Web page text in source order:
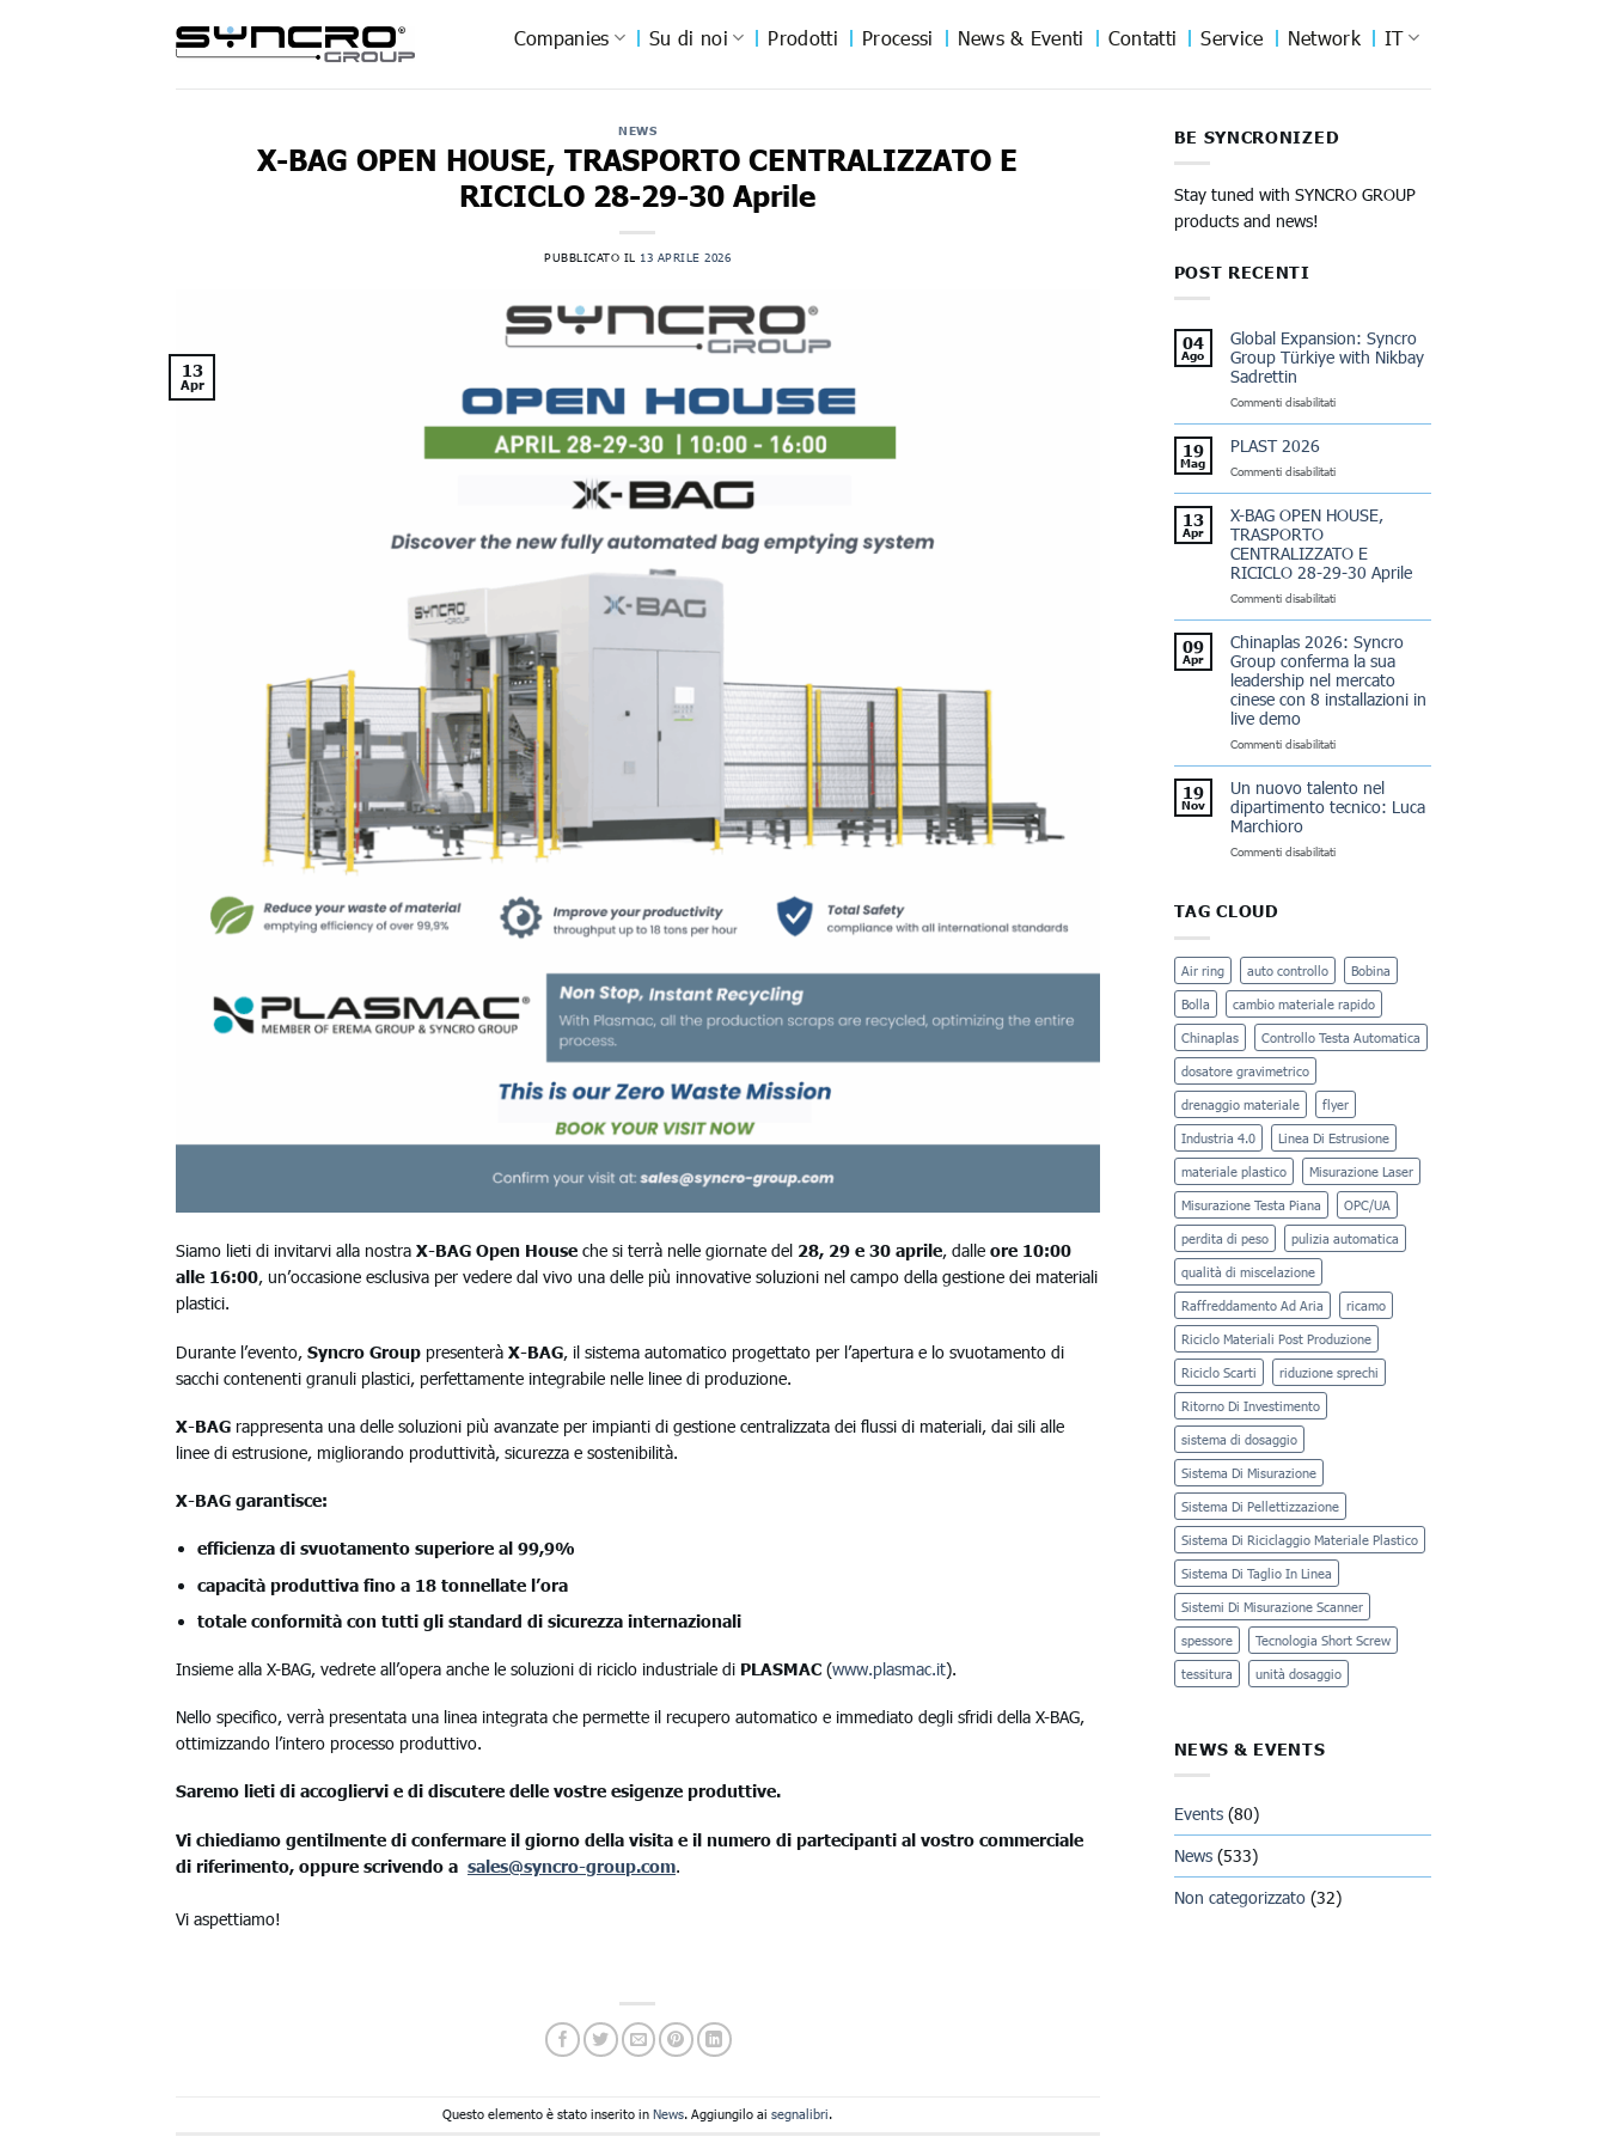
Companies Su di noi Prodotti Processi News & Eventi Contatti Service Network IT
NEWS
X-BAG OPEN HOUSE, TRASPORTO CENTRALIZZATO E
RICICLO 28-29-30 Aprile
PUBBLICATO IL 13 APRILE 2026
13
Apr
Siamo lieti di invitarvi alla nostra X-BAG Open House che si terrà nelle giornate del 28, 29 e 30 aprile, dalle ore 10:00
alle 16:00, un’occasione esclusiva per vedere dal vivo una delle più innovative soluzioni nel campo della gestione dei materiali
plastici.
Durante l’evento, Syncro Group presenterà X-BAG, il sistema automatico progettato per l’apertura e lo svuotamento di
sacchi contenenti granuli plastici, perfettamente integrabile nelle linee di produzione.
X-BAG rappresenta una delle soluzioni più avanzate per impianti di gestione centralizzata dei flussi di materiali, dai sili alle
linee di estrusione, migliorando produttività, sicurezza e sostenibilità.
X-BAG garantisce:
efficienza di svuotamento superiore al 99,9%
capacità produttiva fino a 18 tonnellate l’ora
totale conformità con tutti gli standard di sicurezza internazionali
Insieme alla X-BAG, vedrete all’opera anche le soluzioni di riciclo industriale di PLASMAC (www.plasmac.it).
Nello specifico, verrà presentata una linea integrata che permette il recupero automatico e immediato degli sfridi della X-BAG,
ottimizzando l’intero processo produttivo.
Saremo lieti di accogliervi e di discutere delle vostre esigenze produttive.
Vi chiediamo gentilmente di confermare il giorno della visita e il numero di partecipanti al vostro commerciale
di riferimento, oppure scrivendo a sales@syncro-group.com.
Vi aspettiamo!
Questo elemento è stato inserito inNews. Aggiungilo aisegnalibri.
BE SYNCRONIZED
Stay tuned with SYNCRO GROUP
products and news!
POST RECENTI
04
Ago
Global Expansion: Syncro
Group Türkiye with Nikbay
Sadrettin
Commenti disabilitatisu
Group
Türkiye
with
Sadrettin
19
Mag
PLAST 2026
Commenti disabilitatisu
2026
13
Apr
X-BAG OPEN HOUSE,
TRASPORTO
CENTRALIZZATO E
RICICLO 28-29-30 Aprile
Commenti disabilitatisu
BAG
OPEN
HOUSE,
TRASPORTO
CENTRALIZZATO
RICICLO
30
Aprile
09
Apr
Chinaplas 2026: Syncro
Group conferma la sua
leadership nel mercato
cinese con 8 installazioni in
live demo
Commenti disabilitatisu
2026:
Syncro
Group
la
con
installazioni
in
live
demo
19
Nov
Un nuovo talento nel
dipartimento tecnico: Luca
Marchioro
Commenti disabilitatisu
tecnico:
Luca
Marchioro
TAG CLOUD
Air ring auto controllo Bobina
Bolla cambio materiale rapido
Chinaplas Controllo Testa Automatica
dosatore gravimetrico
drenaggio materiale flyer
Industria 4.0 Linea Di Estrusione
materiale plastico Misurazione Laser
Misurazione Testa Piana OPC/UA
perdita di peso pulizia automatica
qualità di miscelazione
Raffreddamento Ad Aria ricamo
Riciclo Materiali Post Produzione
Riciclo Scarti riduzione sprechi
Ritorno Di Investimento
sistema di dosaggio
Sistema Di Misurazione
Sistema Di Pellettizzazione
Sistema Di Riciclaggio Materiale Plastico
Sistema Di Taglio In Linea
Sistemi Di Misurazione Scanner
spessore Tecnologia Short Screw
tessitura unità dosaggio
NEWS & EVENTS
Events(80)
News(533)
Non categorizzato(32)